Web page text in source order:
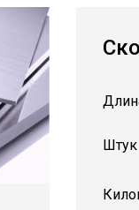
Штук